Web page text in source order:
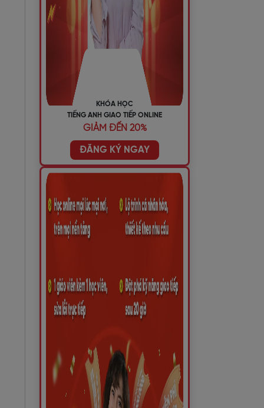
KHÓA HỌC
TIẾNG ANH GIAO TIẾP ONLINE
GIẢM ĐẾN 20%
ĐĂNG KÝ NGAY